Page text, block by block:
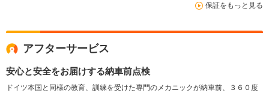
保証をもっと見る
アフターサービス
安心と安全をお届けする納車前点検
ドイツ本国と同様の教育、訓練を受けた専門のメカニックが納車前、３６０度